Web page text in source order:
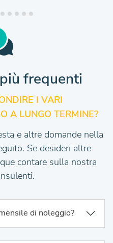
frequenti
I VARI
A LUNGO TERMINE?
e altre domande nella
Se desideri altre
contare sulla nostra
di noleggio?